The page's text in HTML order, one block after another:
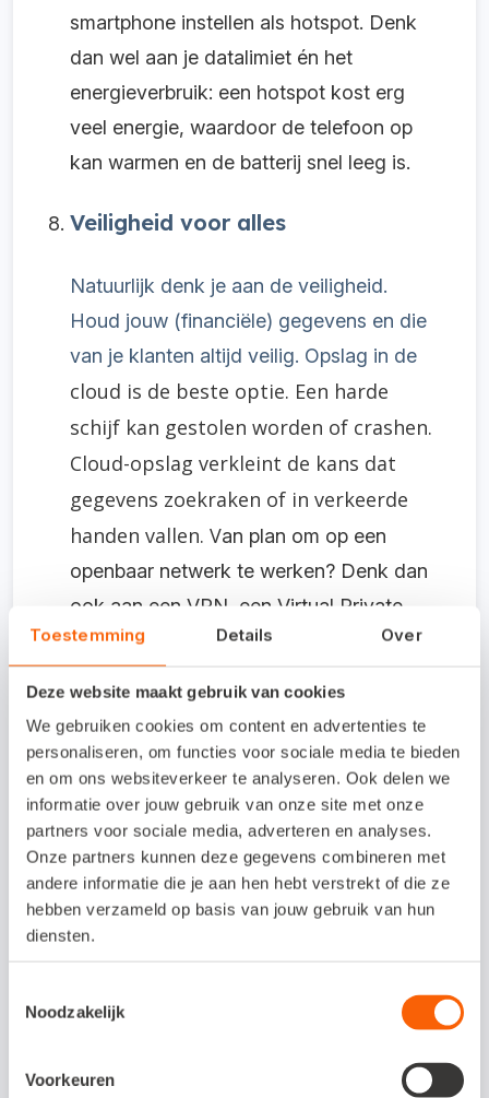
Toestemming Details Over
Deze website maakt gebruik van cookies
We gebruiken cookies om content en advertenties te
personaliseren, om functies voor sociale media te bieden
en om ons websiteverkeer te analyseren. Ook delen we
informatie over jouw gebruik van onze site met onze
partners voor sociale media, adverteren en analyses.
Onze partners kunnen deze gegevens combineren met
andere informatie die je aan hen hebt verstrekt of die ze
hebben verzameld op basis van jouw gebruik van hun
diensten.
Noodzakelijk
Voorkeuren
smartphone instellen als hotspot. Denk
dan wel aan je datalimiet én het
energieverbruik: een hotspot kost erg
veel energie, waardoor de telefoon op
kan warmen en de batterij snel leeg is.
Veiligheid voor alles
Natuurlijk denk je aan de veiligheid.
Houd jouw (financiële) gegevens en die
van je klanten altijd veilig. Opslag in de
cloud is de beste optie. Een harde
schijf kan gestolen worden of crashen.
Cloud-opslag verkleint de kans dat
gegevens zoekraken of in verkeerde
handen vallen. Van plan om op een
openbaar netwerk te werken? Denk dan
ook aan een VPN, een Virtual Private
Network.
versleutelt de gegevens
kantoor als op vakantie voor een veilige
verbinding.
Alles online!
Zorg dat je al je werk online kunt
afhandelen. Je planning, berekeningen,
tegenwoordig wel een online oplossing.
je je bonnen en facturen nog in een